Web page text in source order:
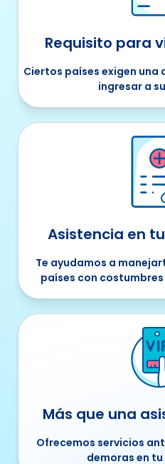
Requisito para
Ciertos países exigen
ingresar a
Asistencia en
Te ayudamos a
países con
Más que una
Ofrecemos servicios
demoras en tu